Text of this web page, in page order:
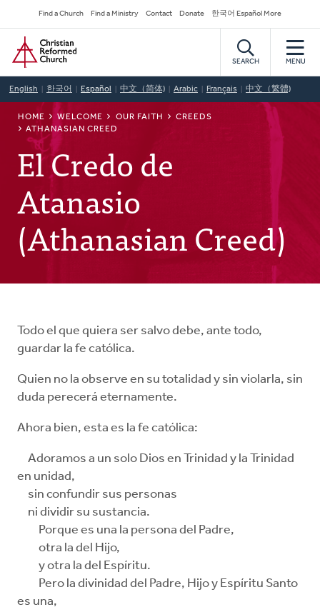
to
main
content
Secondary
Navigation
Find a Church Find a Ministry Contact Donate 한국어 Español More
Home
SEARCH MENU
English 한국어 Español 中文（简体) Arabic Français 中文（繁體)
BREADCRUMB
HOME WELCOME OUR FAITH
CREEDS
ATHANASIAN CREED
El Credo de
Atanasio
(Athanasian Creed)
Todo el que quiera ser salvo debe, ante todo,
guardar la fe católica.
Quien no la observe en su totalidad y sin violarla, sin
duda perecerá eternamente.
Ahora bien, esta es la fe católica:
Adoramos a un solo Dios en Trinidad y la Trinidad
en unidad,
sin confundir sus personas
ni dividir su sustancia.
Porque es una la persona del Padre,
otra la del Hijo,
y otra la del Espíritu.
Pero la divinidad del Padre, Hijo y Espíritu Santo
es una,